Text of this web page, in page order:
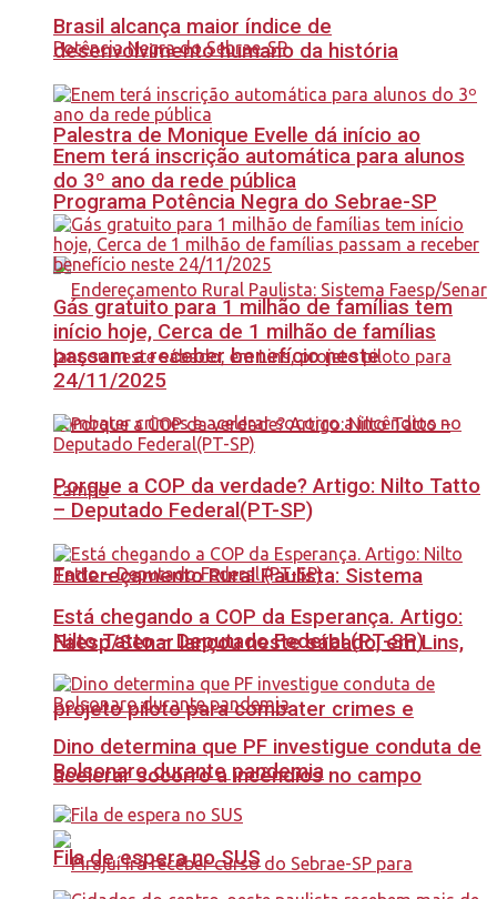
Palestra de Monique Evelle dá início ao
Programa Potência Negra do Sebrae-SP
Endereçamento Rural Paulista: Sistema
Faesp/Senar lançou neste sábado, em Lins,
projeto piloto para combater crimes e
acelerar socorro a incêndios no campo
Brasil alcança maior índice de
desenvolvimento humano da história
Enem terá inscrição automática para alunos
do 3º ano da rede pública
Gás gratuito para 1 milhão de famílias tem
início hoje, Cerca de 1 milhão de famílias
passam a receber benefício neste
24/11/2025
Porque a COP da verdade? Artigo: Nilto Tatto
– Deputado Federal(PT-SP)
Está chegando a COP da Esperança. Artigo:
Nilto Tatto – Deputado Federal (PT-SP)
Dino determina que PF investigue conduta de
Bolsonaro durante pandemia
Fila de espera no SUS